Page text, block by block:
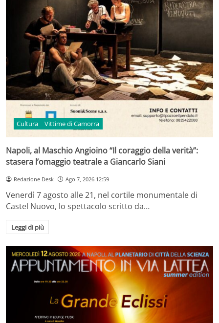
Cultura Vittime di Camorra
Napoli, al Maschio Angioino “Il coraggio della verità”:
stasera l’omaggio teatrale a Giancarlo Siani
Redazione Desk Ago 7, 2026 12:59
Venerdì 7 agosto alle 21, nel cortile monumentale di
Castel Nuovo, lo spettacolo scritto da…
Leggi di più